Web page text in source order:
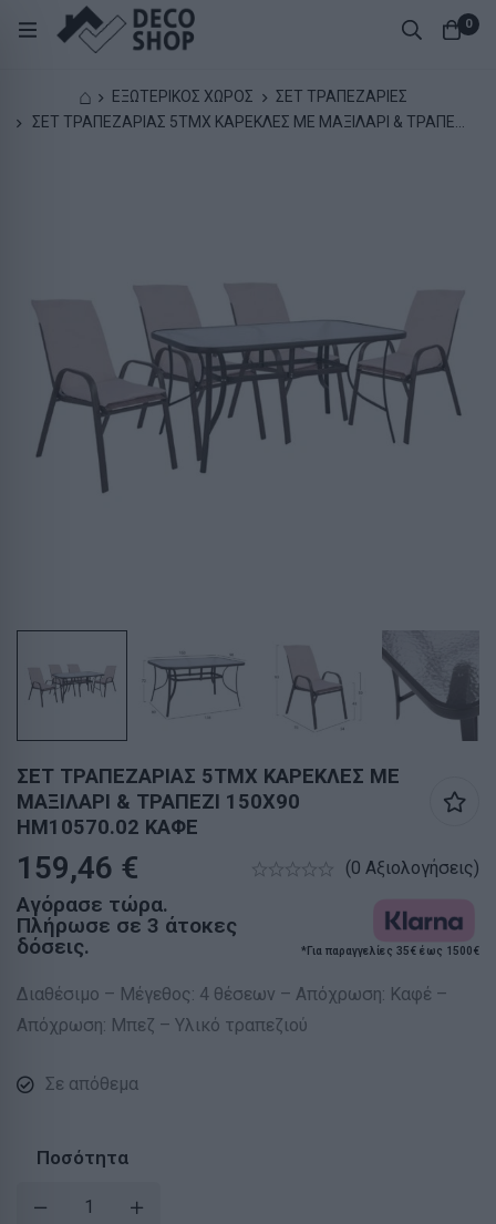
0
⌂ ΕΞΩΤΕΡΙΚΟΣ ΧΩΡΟΣ
ΣΕΤ ΤΡΑΠΕΖΑΡΙΕΣ
ΣΕΤ ΤΡΑΠΕΖΑΡΙΑΣ 5ΤΜΧ ΚΑΡΕΚΛΕΣ ΜΕ ΜΑΞΙΛΑΡΙ & ΤΡΑΠΕΖΙ
ΣΕΤ ΤΡΑΠΕΖΑΡΙΑΣ 5ΤΜΧ ΚΑΡΕΚΛΕΣ ΜΕ
ΜΑΞΙΛΑΡΙ & ΤΡΑΠΕΖΙ 150X90
HM10570.02 ΚΑΦΕ
159,46 € (0 Αξιολογήσεις)
Αγόρασε τώρα.
Πλήρωσε σε 3 άτοκες
δόσεις.
*Για παραγγελίες 35€ έως 1500€
Διαθέσιμο – Μέγεθος: 4 θέσεων – Απόχρωση: Καφέ –
Απόχρωση: Μπεζ – Υλικό τραπεζιού
Σε απόθεμα
Ποσότητα